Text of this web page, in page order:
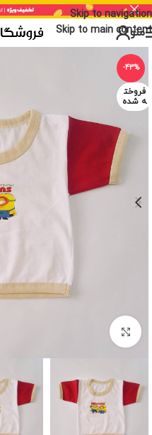
Skip to navigation
Skip to main content
منو
-43%
فروخت
ه شده
برای بزرگنمایی کلیک کنید